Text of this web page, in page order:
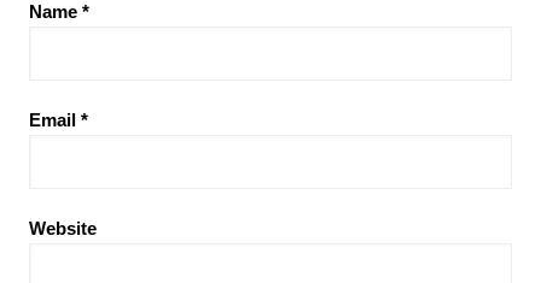
Name *
Email *
Website